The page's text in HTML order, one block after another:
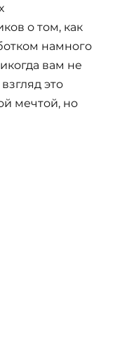
о том, как
намного
вам не
это
мечтой, но